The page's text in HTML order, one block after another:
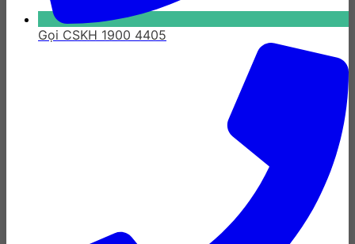
Gọi CSKH 1900 4405